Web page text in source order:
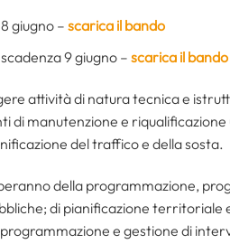
giugno – scarica il bando
9 giugno – scarica il bando
attività di natura tecnica e
di manutenzione e
del traffico e della sosta.
della programmazione,
di pianificazione
e gestione di